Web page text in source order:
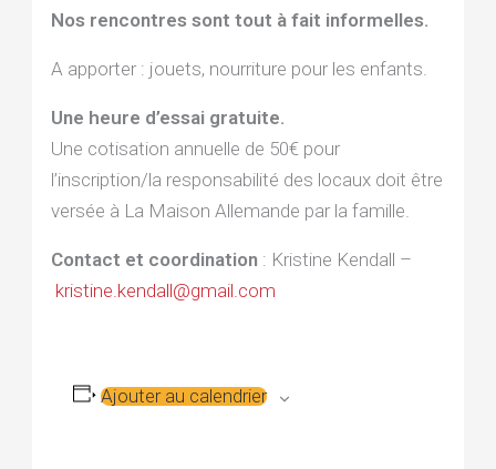
Nos rencontres sont tout à fait informelles.
A apporter : jouets, nourriture pour les enfants.
Une heure d’essai gratuite.
Une cotisation annuelle de 50€ pour
l’inscription/la responsabilité des locaux doit être
versée à La Maison Allemande par la famille.
Contact et coordination : Kristine Kendall –
kristine.kendall@gmail.com
Ajouter au calendrier